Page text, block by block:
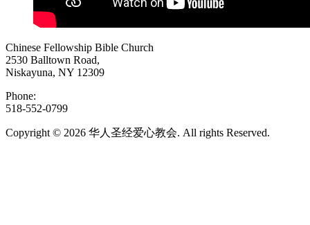
Chinese Fellowship Bible Church
2530 Balltown Road,
Niskayuna, NY 12309
Phone:
518-552-0799
Copyright © 2026 华人圣经爱心教会. All rights Reserved.